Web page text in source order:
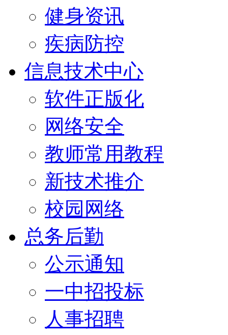
健身资讯
疾病防控
信息技术中心
软件正版化
网络安全
教师常用教程
新技术推介
校园网络
总务后勤
公示通知
一中招投标
人事招聘